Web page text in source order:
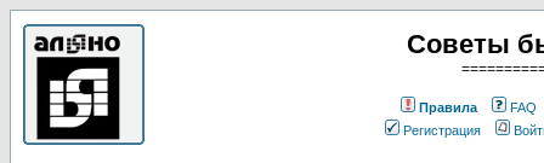
Советы
Правила
FAQ
Регистрация